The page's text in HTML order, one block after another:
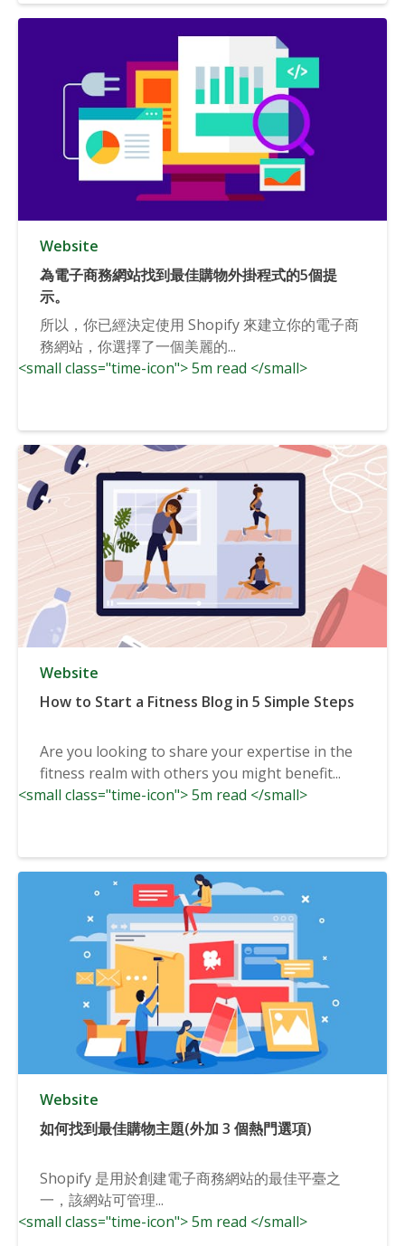
Website
為電子商務網站找到最佳購物外掛程式的5個提
示。
所以，你已經決定使用 Shopify 來建立你的電子商
務網站，你選擇了一個美麗的...
<small class="time-icon"> 5m read </small>
Website
How to Start a Fitness Blog in 5 Simple Steps
Are you looking to share your expertise in the
fitness realm with others you might benefit...
<small class="time-icon"> 5m read </small>
Website
如何找到最佳購物主題(外加 3 個熱門選項)
Shopify 是用於創建電子商務網站的最佳平臺之
一，該網站可管理...
<small class="time-icon"> 5m read </small>